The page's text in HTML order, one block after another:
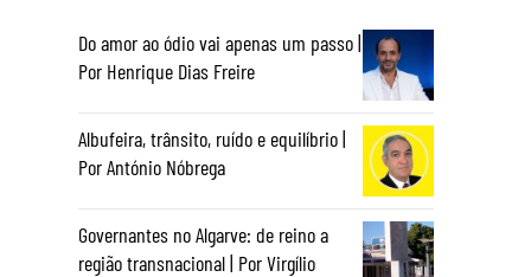
Do amor ao ódio vai apenas um passo |
Por Henrique Dias Freire
Albufeira, trânsito, ruído e equilíbrio |
Por António Nóbrega
Governantes no Algarve: de reino a
região transnacional | Por Virgílio